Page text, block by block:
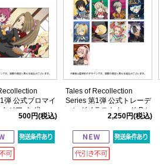
弾 公式ブロマイ
タジア すず)
500円(税込)
Tales of Recollection
Series 第1弾 公式トレーデ
ィングイラストカード Dセ
2,250円(税込)